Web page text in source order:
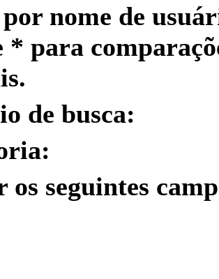
nome de
* para
.
de busca:
os seguintes